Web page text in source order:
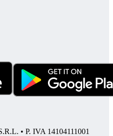
• P. IVA 14104111001